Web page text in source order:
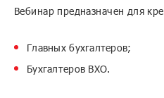
Вебинар предназначен для
Главных бухгалтеров;
Бухгалтеров ВХО.